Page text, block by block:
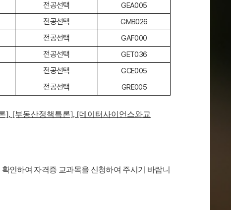
전공선택 GEA005
전공선택 GMB026
전공선택 GAF000
전공선택 GET036
전공선택 GCE005
전공선택 GRE005
], [부동산정책특론], [데이터사이언스와교
인하여 자격증 교과목을 신청하여 주시기 바랍니